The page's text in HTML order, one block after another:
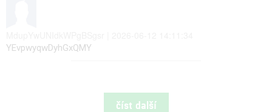
YEvpwyqwDyhGxQMY
číst další